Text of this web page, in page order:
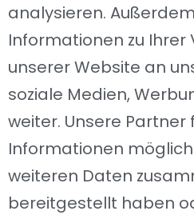
analysieren.
Informationen zu Ihrer
unserer Website an
soziale Medien,
weiter. Unsere Partner
Informationen
weiteren Daten
bereitgestellt haben